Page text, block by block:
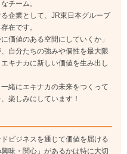
堂を中心に配属となり、栄
のマネジメントを担えるキ
品衛生の指導、商品の開発
可能です。
ー研修など新入社員研修を
チーム。
企業として、JR東日本グループ
在です。
価値のある空間にしていくか」
自分たちの強みや個性を最大限
キナカに新しい価値を生み出し
緒にエキナカの未来をつくって
楽しみにしています！
ビジネスを通じて価値を届ける
味・関心」があるかは特に大切